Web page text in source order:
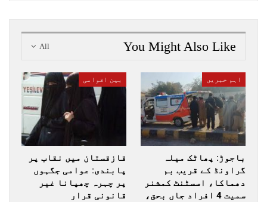
All You Might Also Like
اہم خبریں
باجوڑ: پھاٹک میلہ
گراونڈ کے قریب بم
دھماکا، اسسٹنٹ کمشنر
سمیت 4 افراد جاں بحق،
بین اقوامی
قازقستان میں نقاب پر
پابندی: عوامی جگہوں
پر چہرہ چھپانا غیر
قانونی قرار